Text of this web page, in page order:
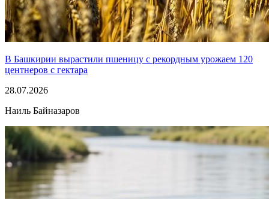
В Башкирии вырастили пшеницу с рекордным урожаем 120
центнеров с гектара
28.07.2026
Наиль Байназаров